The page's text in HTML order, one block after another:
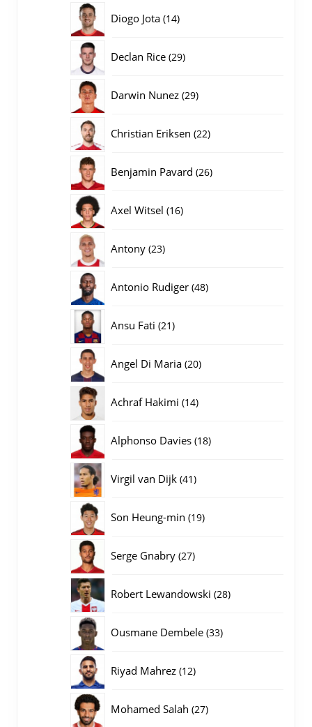
Diogo Jota 1414
Declan Rice 2929
Darwin Nunez 2929
Christian Eriksen 2222
Benjamin Pavard 2626
Axel Witsel 1616
Antony 2323
Antonio Rudiger 4848
Ansu Fati 2121
Angel Di Maria 2020
Achraf Hakimi 1414
Alphonso Davies 1818
Virgil van Dijk 4141
Son Heung-min 1919
Serge Gnabry 2727
Robert Lewandowski 2828
Ousmane Dembele 3333
Riyad Mahrez 1212
Mohamed Salah 2727